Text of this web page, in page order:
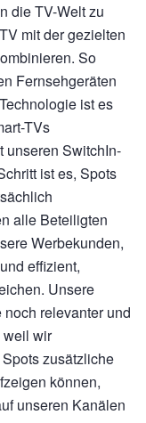
die TV-Welt zu
mit der gezielten
So
Fernsehgeräten
ist es
TVs
unseren SwitchIn-
ist es, Spots
alle Beteiligten
Werbekunden,
effizient,
Unsere
relevanter und
weil wir
zusätzliche
können,
unseren Kanälen